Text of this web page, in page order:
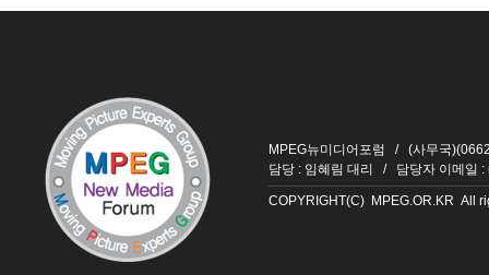
MPEG뉴미디어포럼 / (사무국
담당 : 임혜림 대리 / 담당자 이메일 :
COPYRIGHT(C) MPEG.OR.KR All